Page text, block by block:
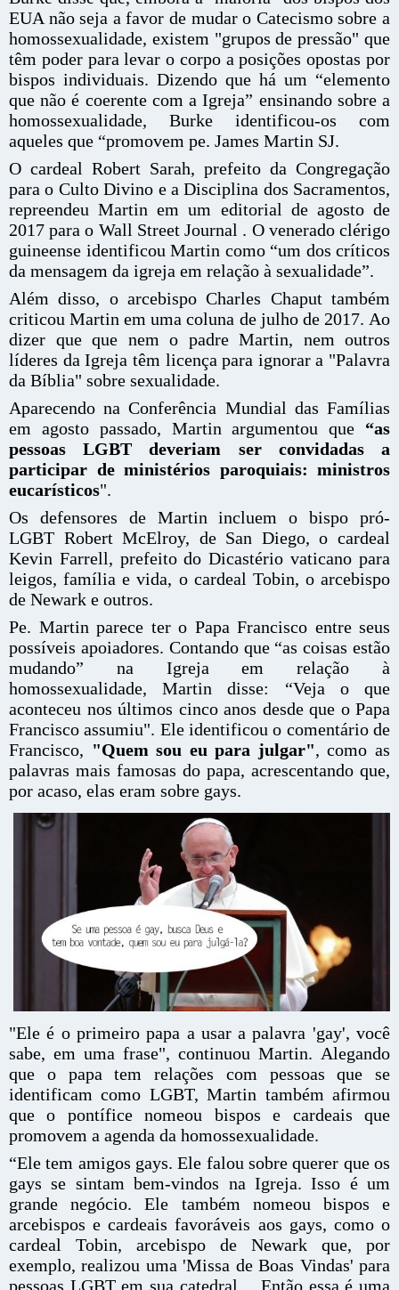
EUA não seja a favor de mudar o Catecismo sobre a
homossexualidade, existem "grupos de pressão" que
têm poder para levar o corpo a posições opostas por
bispos individuais. Dizendo que há um “elemento
que não é coerente com a Igreja” ensinando sobre a
homossexualidade, Burke identificou-os com
aqueles que “promovem pe. James Martin SJ.
O cardeal Robert Sarah, prefeito da Congregação
para o Culto Divino e a Disciplina dos Sacramentos,
repreendeu Martin em um editorial de agosto de
2017 para o Wall Street Journal . O venerado clérigo
guineense identificou Martin como “um dos críticos
da mensagem da igreja em relação à sexualidade”.
Além disso, o arcebispo Charles Chaput também
criticou Martin em uma coluna de julho de 2017. Ao
dizer que que nem o padre Martin, nem outros
líderes da Igreja têm licença para ignorar a "Palavra
da Bíblia" sobre sexualidade.
Aparecendo na Conferência Mundial das Famílias
em agosto passado, Martin argumentou que “as
pessoas LGBT deveriam ser convidadas a
participar de ministérios paroquiais: ministros
eucarísticos".
Os defensores de Martin incluem o bispo pró-
LGBT Robert McElroy, de San Diego, o cardeal
Kevin Farrell, prefeito do Dicastério vaticano para
leigos, família e vida, o cardeal Tobin, o arcebispo
de Newark e outros.
Pe. Martin parece ter o Papa Francisco entre seus
possíveis apoiadores. Contando que “as coisas estão
mudando” na Igreja em relação à
homossexualidade, Martin disse: “Veja o que
aconteceu nos últimos cinco anos desde que o Papa
Francisco assumiu". Ele identificou o comentário de
Francisco, "Quem sou eu para julgar", como as
palavras mais famosas do papa, acrescentando que,
por acaso, elas eram sobre gays.
"Ele é o primeiro papa a usar a palavra 'gay', você
sabe, em uma frase", continuou Martin. Alegando
que o papa tem relações com pessoas que se
identificam como LGBT, Martin também afirmou
que o pontífice nomeou bispos e cardeais que
promovem a agenda da homossexualidade.
“Ele tem amigos gays. Ele falou sobre querer que os
gays se sintam bem-vindos na Igreja. Isso é um
grande negócio. Ele também nomeou bispos e
arcebispos e cardeais favoráveis ​​aos gays, como o
cardeal Tobin, arcebispo de Newark que, por
exemplo, realizou uma 'Missa de Boas Vindas' para
pessoas LGBT em sua catedral… Então essa é uma